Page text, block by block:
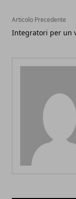
Articolo Precedente
Integratori per un